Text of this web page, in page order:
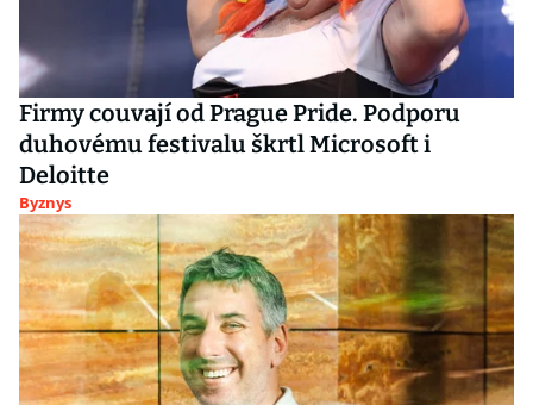
Firmy couvají od Prague Pride. Podporu
duhovému festivalu škrtl Microsoft i
Deloitte
Byznys